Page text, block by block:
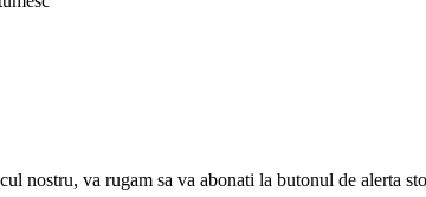
nostru, va rugam sa va abonati la butonul de